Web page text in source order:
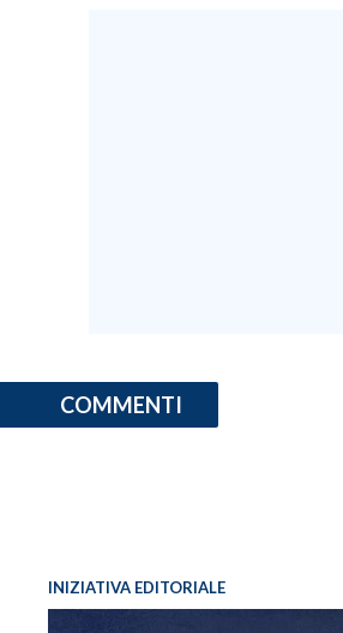
COMMENTI
INIZIATIVA EDITORIALE